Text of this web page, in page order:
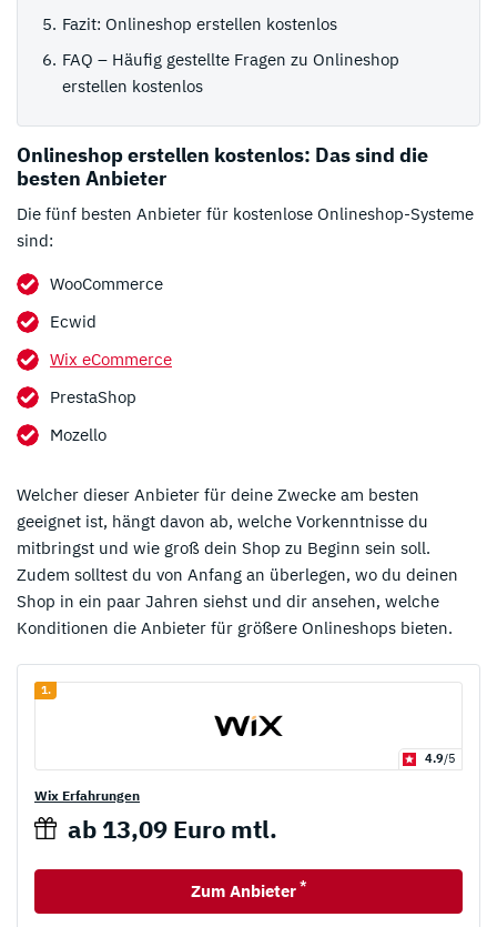
Fazit: Onlineshop erstellen kostenlos
FAQ – Häufig gestellte Fragen zu Onlineshop
erstellen kostenlos
Onlineshop erstellen kostenlos: Das sind die
besten Anbieter
Die fünf besten Anbieter für kostenlose Onlineshop-Systeme
sind:
WooCommerce
Ecwid
Wix eCommerce
PrestaShop
Mozello
Welcher dieser Anbieter für deine Zwecke am besten
geeignet ist, hängt davon ab, welche Vorkenntnisse du
mitbringst und wie groß dein Shop zu Beginn sein soll.
Zudem solltest du von Anfang an überlegen, wo du deinen
Shop in ein paar Jahren siehst und dir ansehen, welche
Konditionen die Anbieter für größere Onlineshops bieten.
1.
4.9/5
Wix Erfahrungen
ab 13,09 Euro mtl.
Zum Anbieter *